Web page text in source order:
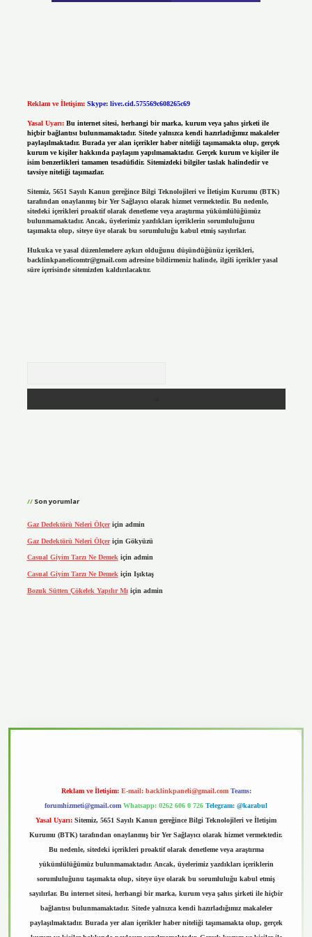
Reklam ve İletişim: Skype: live:.cid.575569c608265c69
Yasal Uyarı: Bu internet sitesi, herhangi bir marka, kurum veya şahıs şirketi ile
hiçbir bağlantısı bulunmamaktadır. Sitede yalnızca kendi hazırladığımız makaleler
paylaşılmaktadır. Burada yer alan içerikler haber niteliği taşımamakta olup, gerçek
kurum ve kişiler hakkında paylaşım yapılmamaktadır. Gerçek kurum ve kişiler ile
isim benzerlikleri tamamen tesadüfidir. Sitemizdeki bilgiler taslak halindedir ve
tavsiye niteliği taşımazlar.
Sitemiz, 5651 Sayılı Kanun gereğince Bilgi Teknolojileri ve İletişim Kurumu (BTK)
tarafından onaylanmış bir Yer Sağlayıcı olarak hizmet vermektedir. Bu nedenle,
sitedeki içerikleri proaktif olarak denetleme veya araştırma yükümlülüğümüz
bulunmamaktadır. Ancak, üyelerimiz yazdıkları içeriklerin sorumluluğunu
taşımakta olup, siteye üye olarak bu sorumluluğu kabul etmiş sayılırlar.
Hukuka ve yasal düzenlemelere aykırı olduğunu düşündüğünüz içerikleri,
backlinkpanelicomtr@gmail.comadresine bildirmeniz halinde, ilgili içerikler yasal
süre içerisinde sitemizden kaldırılacaktır.
Son yorumlar
Gaz Dedektörü Neleri Ölçeriçin admin
Gaz Dedektörü Neleri Ölçeriçin Gökyüzü
Casual Giyim Tarzı Ne Demekiçin admin
Casual Giyim Tarzı Ne Demek için Işıktaş
Bozuk Sütten Çökelek Yapılır Mı için admin
Reklam ve İletişim: E-mail: backlinkpaneli@gmail.com Teams:
forumhizmeti@gmail.com Whatsapp: 0262 606 0 726 Telegram: @karabul
Yasal Uyarı: Sitemiz, 5651 Sayılı Kanun gereğince Bilgi Teknolojileri ve İletişim
Kurumu (BTK) tarafından onaylanmış bir Yer Sağlayıcı olarak hizmet vermektedir.
Bu nedenle, sitedeki içerikleri proaktif olarak denetleme veya araştırma
yükümlülüğümüz bulunmamaktadır. Ancak, üyelerimiz yazdıkları içeriklerin
sorumluluğunu taşımakta olup, siteye üye olarak bu sorumluluğu kabul etmiş
sayılırlar. Bu internet sitesi, herhangi bir marka, kurum veya şahıs şirketi ile hiçbir
bağlantısı bulunmamaktadır. Sitede yalnızca kendi hazırladığımız makaleler
paylaşılmaktadır. Burada yer alan içerikler haber niteliği taşımamakta olup, gerçek